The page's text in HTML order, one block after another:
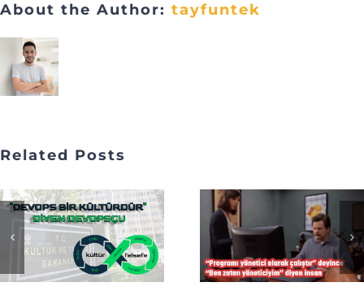
About the Author: tayfuntek
Related Posts